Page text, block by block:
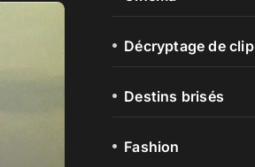
Décryptage de clip
Destins brisés
Fashion